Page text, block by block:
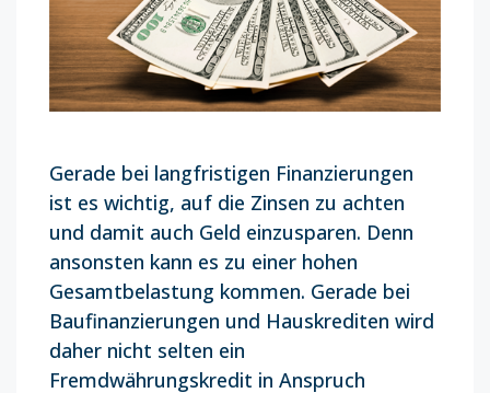
Gerade bei langfristigen Finanzierungen
ist es wichtig, auf die Zinsen zu achten
und damit auch Geld einzusparen. Denn
ansonsten kann es zu einer hohen
Gesamtbelastung kommen. Gerade bei
Baufinanzierungen und Hauskrediten wird
daher nicht selten ein
Fremdwährungskredit in Anspruch